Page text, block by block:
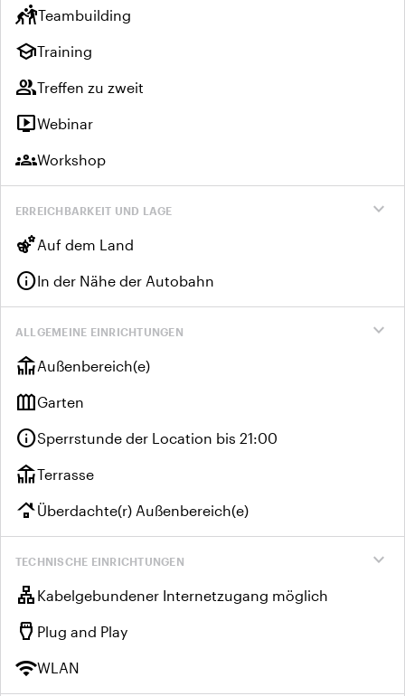
sports_kabaddiTeambuilding
schoolTraining
groupTreffen zu zweit
live_tvWebinar
groupsWorkshop
expand_more
ERREICHBARKEIT UND LAGE
emoji_natureAuf dem Land
infoIn der Nähe der Autobahn
expand_more
ALLGEMEINE EINRICHTUNGEN
deckAußenbereich(e)
outdoor_gardenGarten
infoSperrstunde der Location bis 21:00
deckTerrasse
roofingÜberdachte(r) Außenbereich(e)
expand_more
TECHNISCHE EINRICHTUNGEN
lan Kabelgebundener Internetzugang möglich
settings_input_hdmi Plug and Play
wifiWLAN